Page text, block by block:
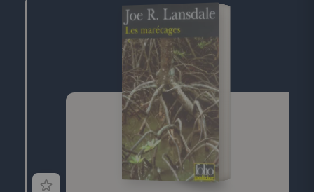
longtemps. Durant ce jour de retour, cherchant à
comprendre ce qui la lie à ce mort dont elle ignore
tout, elle va exhumer ses souvenirs mais aussi la
mémoire de cette ville traumatisée par la guerre, ce
qui a disparu, ce qui a survécu, et raviver les vestiges
d'un amour adolescent.